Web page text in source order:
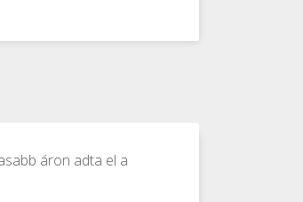
áron adta el a